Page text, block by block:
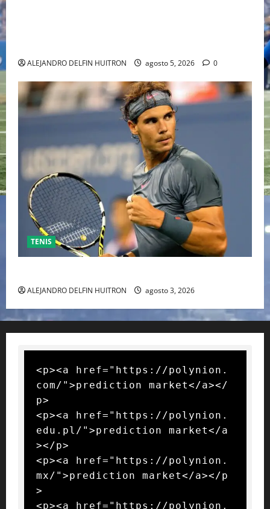
ALEJANDRO DELFIN HUITRON agosto 5, 2026 0
TENIS
ALEJANDRO DELFIN HUITRON agosto 3, 2026
<p><a href="https://polynion.
com/">prediction market</a></
p>
<p><a href="https://polynion.
edu.pl/">prediction market</a
></p>
<p><a href="https://polynion.
mx/">prediction market</a></p
>
<p><a href="https://polynion.